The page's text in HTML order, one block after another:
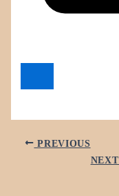
PREVIOUS
NEXT